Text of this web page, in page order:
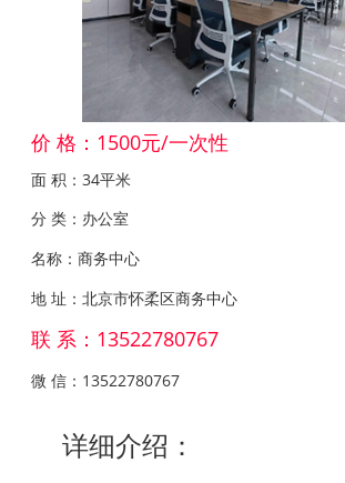
价 格：1500元/一次性
面 积：34平米
分 类：办公室
名称：商务中心
地 址：北京市怀柔区商务中心
联 系：13522780767
微 信：13522780767
详细介绍：